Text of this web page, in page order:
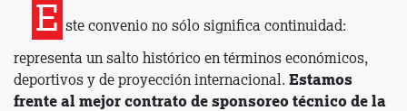
E ste convenio no sólo significa continuidad:
representa un salto histórico en términos económicos,
deportivos y de proyección internacional. Estamos
frente al mejor contrato de sponsoreo técnico de la